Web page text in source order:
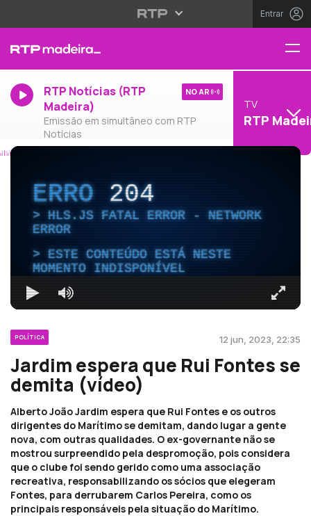
Entrar
RTP Notícias (RTP
Madeira)
Emissão em simultâneo com RTP
Notícias
NO AR
TV
RTP
ERRO204
HLS.JS FATAL ERROR - NETWORK
ERROR
ESTE CONTEÚDO ESTÁ NESTE
MOMENTO INDISPONÍVEL
POLÍTICA 12 jun, 2023, 22:35
Jardim espera que Rui Fontes se
demita (vídeo)
Alberto João Jardim espera que Rui Fontes e os outros
dirigentes do Marítimo se demitam, dando lugar a gente
nova, com outras qualidades. O ex-governante não se
mostrou surpreendido pela despromoção, pois considera
que o clube foi sendo gerido como uma associação
recreativa, responsabilizando os sócios que elegeram
Fontes, para derrubarem Carlos Pereira, como os
principais responsáveis pela situação do Marítimo.